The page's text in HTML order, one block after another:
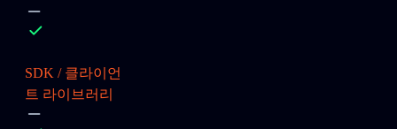
SDK / 클라이언
트 라이브러리